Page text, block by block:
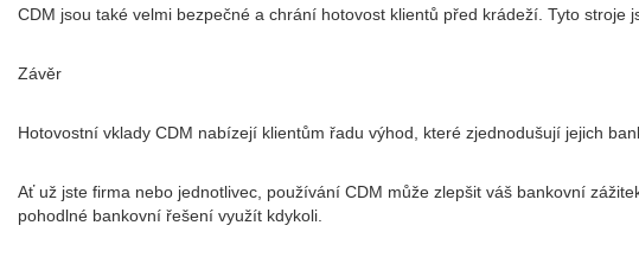
CDM jsou také velmi bezpečné a chrání hotovost klientů před krádeží. Tyto
Závěr
Hotovostní vklady CDM nabízejí klientům řadu výhod, které zjednodušují jejich
Ať už jste firma nebo jednotlivec, používání CDM může zlepšit váš bankovní
pohodlné bankovní řešení využít kdykoli.